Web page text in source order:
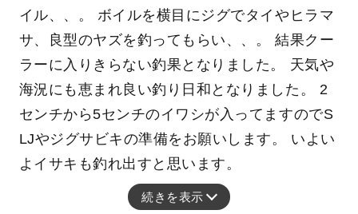
イル、、。 ボイルを横目にジグでタイやヒラマ
サ、良型のヤズを釣ってもらい、、。 結果クー
ラーに入りきらない釣果となりました。 天気や
海況にも恵まれ良い釣り日和となりました。 2
センチから5センチのイワシが入ってますのでS
LJやジグサビキの準備をお願いします。 いよい
よイサキも釣れ出すと思います。
続きを表示